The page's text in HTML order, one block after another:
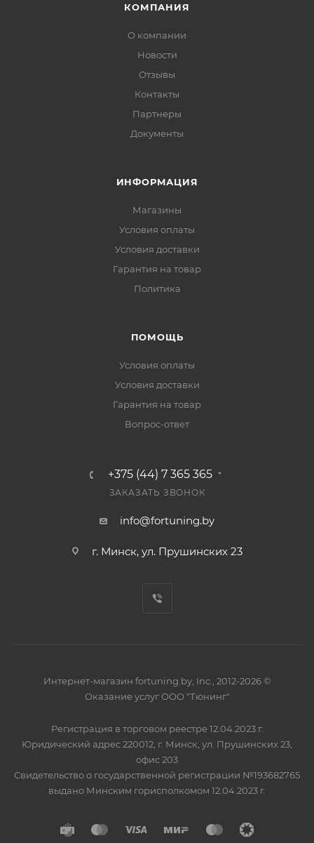
КОМПАНИЯ
О компании
Новости
Отзывы
Контакты
Партнеры
Документы
ИНФОРМАЦИЯ
Магазины
Условия оплаты
Условия доставки
Гарантия на товар
Политика
ПОМОЩЬ
Условия оплаты
Условия доставки
Гарантия на товар
Вопрос-ответ
+375 (44) 7 365 365
ЗАКАЗАТЬ ЗВОНОК
info@fortuning.by
г. Минск, ул. Прушинских 23
Интернет-магазин fortuning.by, Inc., 2012-2026 ©
Оказание услуг ООО "Тюнинг"
Регистрация в торговом реестре 12.04.2023 г.
Юридический адрес 220012, г. Минск, ул. Прушинских 23,
офис 203
Свидетельство о государственной регистрации №193682765
выдано Минским горисполкомом 12.04.2023 г.